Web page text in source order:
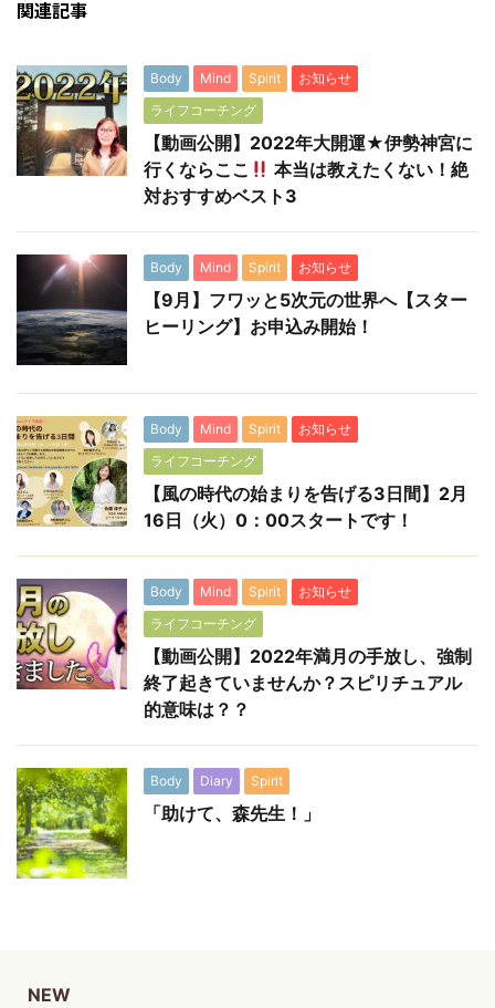
関連記事
Body Mind Spirit
お知らせ
ライフコーチング
【動画公開】2022年大開運★伊勢神宮に
行くならここ
本当は教えたくない！絶
対おすすめベスト3
Body Mind Spirit お知らせ
【9月】フワッと5次元の世界へ【スター
ヒーリング】お申込み開始！
Body Mind Spirit
お知らせ
ライフコーチング
【風の時代の始まりを告げる3日間】2月
16日（火）0：00スタートです！
Body Mind Spirit
お知らせ
ライフコーチング
【動画公開】2022年満月の手放し、強制
終了起きていませんか？スピリチュアル
的意味は？？
Body Diary Spirit
「助けて、森先生！」
NEW